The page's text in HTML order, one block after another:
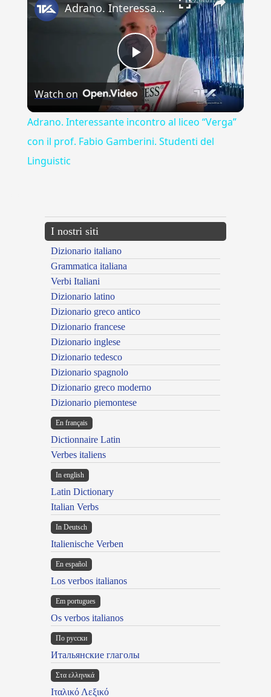
Play
Video
Adrano. Interessante incontro al liceo “Verga” con il prof. Fabio Gamberini. Studenti del Linguistic
Watch on
Adrano. Interessante incontro al liceo “Verga”
con il prof. Fabio Gamberini. Studenti del
Linguistic
I nostri siti
Dizionario italiano
Grammatica italiana
Verbi Italiani
Dizionario latino
Dizionario greco antico
Dizionario francese
Dizionario inglese
Dizionario tedesco
Dizionario spagnolo
Dizionario greco moderno
Dizionario piemontese
En français
Dictionnaire Latin
Verbes italiens
In english
Latin Dictionary
Italian Verbs
In Deutsch
Italienische Verben
En español
Los verbos italianos
Em portugues
Os verbos italianos
По русски
Итальянские глаголы
Στα ελληνικά
Ιταλικό Λεξικό